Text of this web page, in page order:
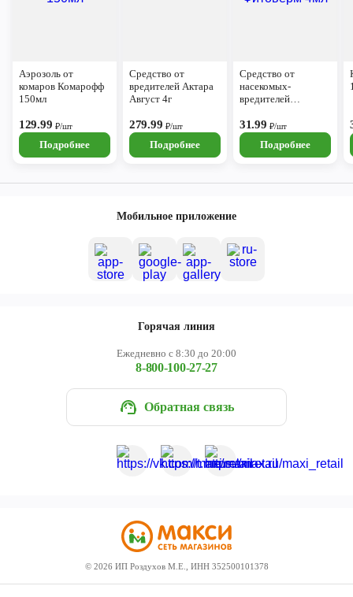
Аэрозоль от
комаров Комарофф
150мл
129.99 ₽/шт
Подробнее
Средство от
вредителей Актара
Август 4г
279.99 ₽/шт
Подробнее
Средство от
насекомых-
вредителей
31.99₽/шт
Подробнее
Мобильное приложение
Горячая линия
Ежедневно с 8:30 до 20:00
8-800-100-27-27
Обратная связь
© 2026 ИП Роздухов М.Е., ИНН 352500101378